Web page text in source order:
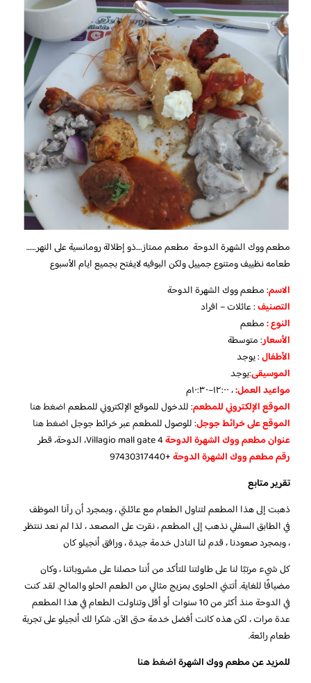
مطعم ووك الشهرة الدوحة مطعم ممتاز….ذو إطلالة رومانسية على النهر……
طعامه نظييف ومتنوع جمييل ولكن البوفيه لايفتح بجميع ايام الأسبوع
الاسم: مطعم ووك الشهرة الدوحة
التصنيف: عائلات – افراد
النوع :مطعم
الأسعار:متوسطة
الأطفال:يوجد
الموسيقى:يوجد
مواعيد العمل:، ١٢:٠٠–١٠:٣٠م
الموقع الإلكتروني للمطعم: للدخول للموقع الإلكتروني للمطعماضغط هنا
الموقع على خرائط جوجل: للوصول للمطعم عبر خرائط جوجلاضغط هنا
عنوان مطعم ووك الشهرة الدوحةVillagio mall gate 4، الدوحة، قطر
رقم مطعم ووك الشهرة الدوحة+97430317440
تقرير متابع
ذهبت إلى هذا المطعم لتناول الطعام مع عائلتي ، وبمجرد أن رآنا الموظف
في الطابق السفلي نذهب إلى المطعم ، نقرت على المصعد ، لذا لم نعد ننتظر
، وبمجرد صعودنا ، قدم لنا النادل خدمة جيدة ، ورافق أنجيلو كان
كل شيء مرتبًا لنا على طاولتنا للتأكد من أننا حصلنا على مشروباتنا ، وكان
مضيافًا للغاية. أتتني الحلوى بمزيج مثالي من الطعم الحلو والمالح. لقد كنت
في الدوحة منذ أكثر من 10 سنوات أو أقل وتناولت الطعام في هذا المطعم
عدة مرات ، لكن هذه كانت أفضل خدمة حتى الآن. شكرا لك أنجيلو على تجربة
طعام رائعة.
للمزيد عن مطعم ووك الشهرةاضغط هنا